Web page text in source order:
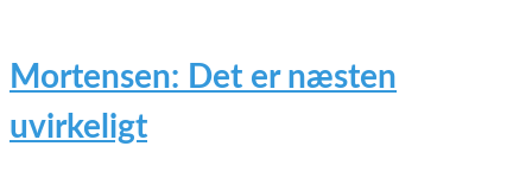
Mortensen: Det er næsten
uvirkeligt